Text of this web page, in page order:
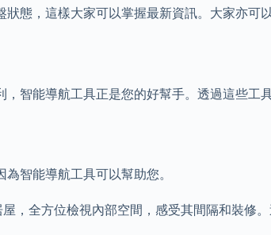
態，這樣大家可以掌握最新資訊。大家亦可
智能導航工具正是您的好幫手。透過這些工
智能導航工具可以幫助您。
，全方位檢視內部空間，感受其間隔和裝修